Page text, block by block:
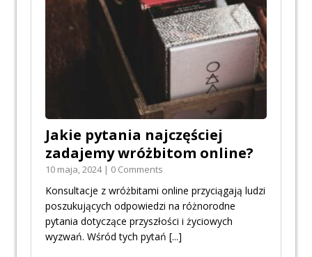
Jakie pytania najczęściej
zadajemy wróżbitom online?
10 maja, 2024 | 0 Comments
Konsultacje z wróżbitami online przyciągają ludzi
poszukujących odpowiedzi na różnorodne
pytania dotyczące przyszłości i życiowych
wyzwań. Wśród tych pytań [...]